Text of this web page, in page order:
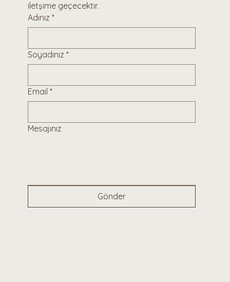
iletşime geçecektir.
Adınız *
Soyadınız *
Email *
Mesajınız
Gönder